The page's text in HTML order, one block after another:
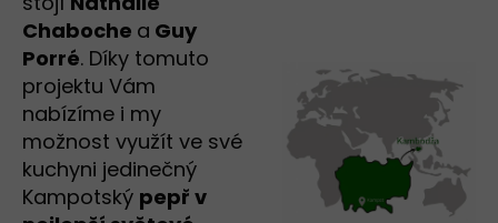
Chaboche a Guy
Porré. Díky tomuto
projektu Vám
nabízíme i my
možnost využít ve své
kuchyni jedinečný
Kampotský pepř v